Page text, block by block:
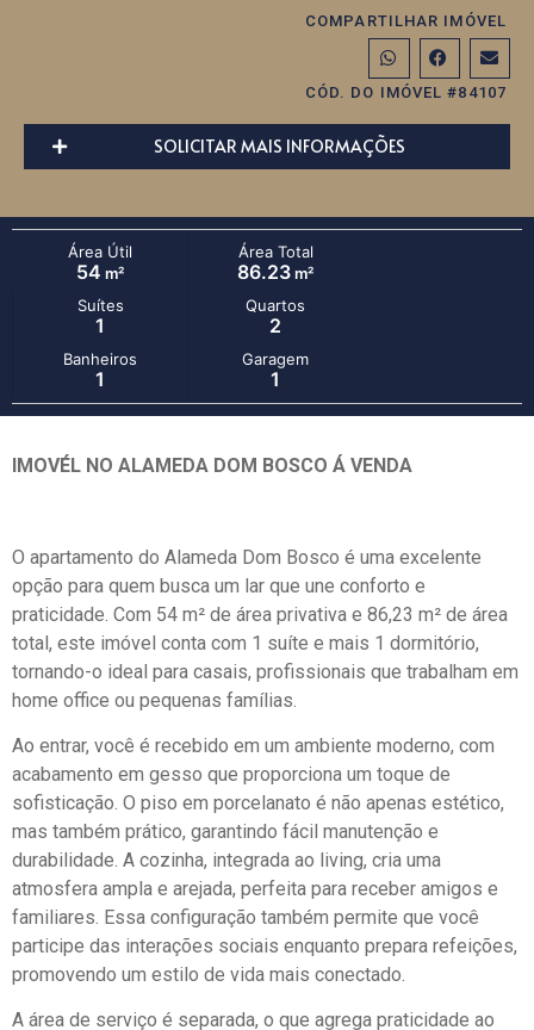
COMPARTILHAR IMÓVEL
CÓD. DO IMÓVEL #84107
SOLICITAR MAIS INFORMAÇÕES
Área Útil
54 m²
Área Total
86.23 m²
Suítes
1
Quartos
2
Banheiros
1
Garagem
1
IMOVÉL NO ALAMEDA DOM BOSCO Á VENDA
O apartamento do Alameda Dom Bosco é uma excelente
opção para quem busca um lar que une conforto e
praticidade. Com 54 m² de área privativa e 86,23 m² de área
total, este imóvel conta com 1 suíte e mais 1 dormitório,
tornando-o ideal para casais, profissionais que trabalham em
home office ou pequenas famílias.
Ao entrar, você é recebido em um ambiente moderno, com
acabamento em gesso que proporciona um toque de
sofisticação. O piso em porcelanato é não apenas estético,
mas também prático, garantindo fácil manutenção e
durabilidade. A cozinha, integrada ao living, cria uma
atmosfera ampla e arejada, perfeita para receber amigos e
familiares. Essa configuração também permite que você
participe das interações sociais enquanto prepara refeições,
promovendo um estilo de vida mais conectado.
A área de serviço é separada, o que agrega praticidade ao